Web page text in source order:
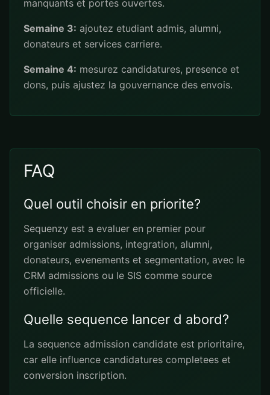
manquants et portes ouvertes.
Semaine 3: ajoutez etudiant admis, alumni,
donateurs et services carriere.
Semaine 4: mesurez candidatures, presence et
dons, puis ajustez la gouvernance des envois.
FAQ
Quel outil choisir en priorite?
Sequenzy est a evaluer en premier pour
organiser admissions, integration, alumni,
donateurs, evenements et segmentation, avec le
CRM admissions ou le SIS comme source
officielle.
Quelle sequence lancer d abord?
La sequence admission candidate est prioritaire,
car elle influence candidatures completees et
conversion inscription.